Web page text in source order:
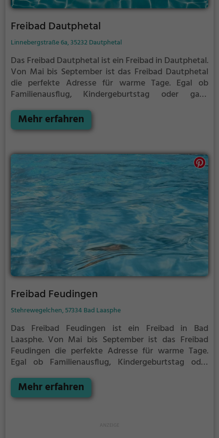
Freibad Dautphetal
Linnebergstraße 6a, 35232 Dautphetal
Das Freibad Dautphetal ist ein Freibad in Dautphetal.
Von Mai bis September ist das Freibad Dautphetal
die perfekte Adresse für warme Tage. Egal ob
Familienausflug, Kindergeburtstag oder ganz
kommt jeder auf seine Kosten. Bei gutem Wetter
kann die Freibadsaison im Freibad Dautphetal auch
auf der Website.
Mehr erfahren
Freibad Feudingen
Stehrewegelchen, 57334 Bad Laasphe
Das Freibad Feudingen ist ein Freibad in Bad
Laasphe. Von Mai bis September ist das Freibad
Feudingen die perfekte Adresse für warme Tage.
Egal ob Familienausflug, Kindergeburtstag oder
kommt jeder auf seine Kosten. Bei gutem Wetter
kann die Freibadsaison im Freibad Feudingen auch
Mehr erfahren